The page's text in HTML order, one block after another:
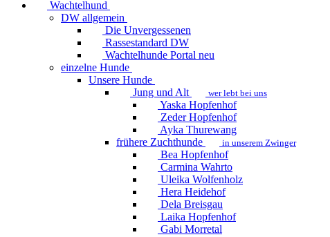
Wachtelhund
DW allgemein
Die Unvergessenen
Rassestandard DW
Wachtelhunde Portal neu
einzelne Hunde
Unsere Hunde
Jung und Alt
wer lebt bei uns
Yaska Hopfenhof
Zeder Hopfenhof
Ayka Thurewang
frühere Zuchthunde
in unserem Zwinger
Bea Hopfenhof
Carmina Wahrto
Uleika Wolfenholz
Hera Heidehof
Dela Breisgau
Laika Hopfenhof
Gabi Morretal